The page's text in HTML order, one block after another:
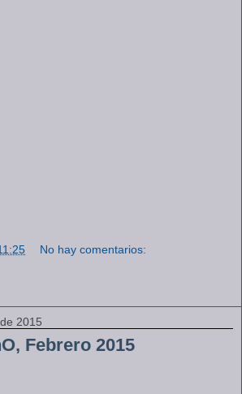
No hay comentarios:
2015
Febrero 2015